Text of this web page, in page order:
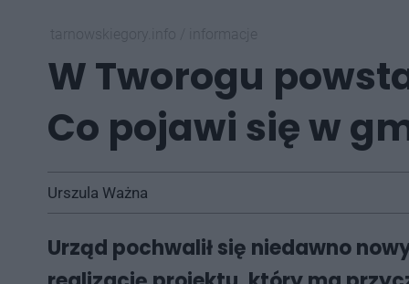
W Tworogu
Co pojawi się w
Urszula Ważna
Urząd pochwalił się niedawno